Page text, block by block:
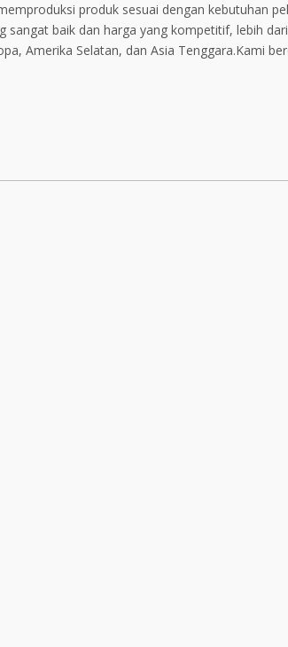
produk sesuai dengan kebutuhan
sangat baik dan harga yang kompetitif, lebih
Amerika Selatan, dan Asia Tenggara.Kami